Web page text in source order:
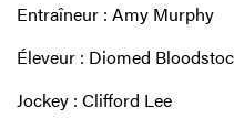
Entraîneur : Amy Murphy
Éleveur : Diomed
Jockey : Clifford Lee